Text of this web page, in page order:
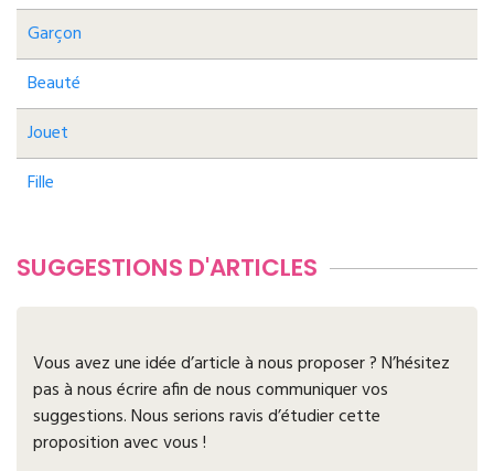
Garçon
Beauté
Jouet
Fille
SUGGESTIONS D'ARTICLES
Vous avez une idée d’article à nous proposer ? N’hésitez
pas à nous écrire afin de nous communiquer vos
suggestions. Nous serions ravis d’étudier cette
proposition avec vous !